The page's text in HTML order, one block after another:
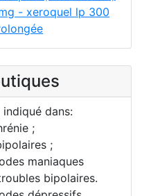
- xeroquel lp 300
indiqué dans:
;
;
maniaques
bipolaires.